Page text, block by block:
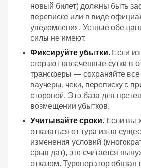
новый билет) должны быть
переписке или в виде
уведомления. Устные
силы не имеют.
Фиксируйте убытки. Если
сгорают оплаченные сутки в
трансферы — сохраняйте все
ваучеры, чеки, переписку с
стороной. Это база для
возмещении убытков.
Учитывайте сроки. Если вы
отказаться от тура из‑за
изменения условий
срыв дат), это считается
отказом. Туроператор обязан